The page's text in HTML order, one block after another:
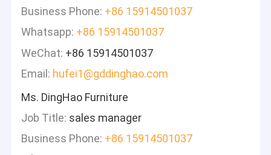
Business Phone: +86 15914501037
Whatsapp: +86 15914501037
WeChat: +86 15914501037
Email: hufei1@gddinghao.com
Ms. DingHao Furniture
Job Title: sales manager
Business Phone: +86 15914501037